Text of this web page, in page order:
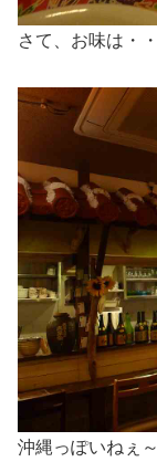
さて、お味は・
沖縄っぽいねぇ